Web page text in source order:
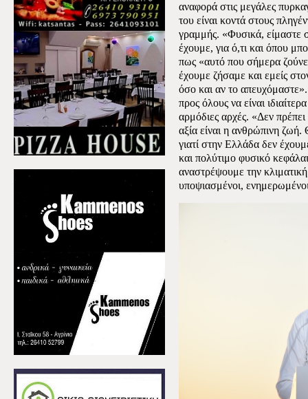
αναφορά στις μεγάλες
του είναι κοντά στους
γραμμής. «Φυσικά, είμαστε
έχουμε, για ό,τι και όπου
πως «αυτό που σήμερα
έχουμε ζήσαμε και εμείς
όσο και αν το
προς όλους να είναι
αρμόδιες αρχές. «Δεν
αξία είναι η ανθρώπινη
γιατί στην Ελλάδα δεν
και πολύτιμο φυσικό
αναστρέψουμε την
υποψιασμένοι,